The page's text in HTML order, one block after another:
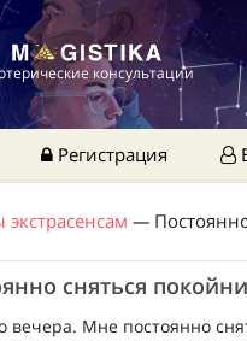
консультации
Регистрация
—
сняться
вечера. Мне постоянно